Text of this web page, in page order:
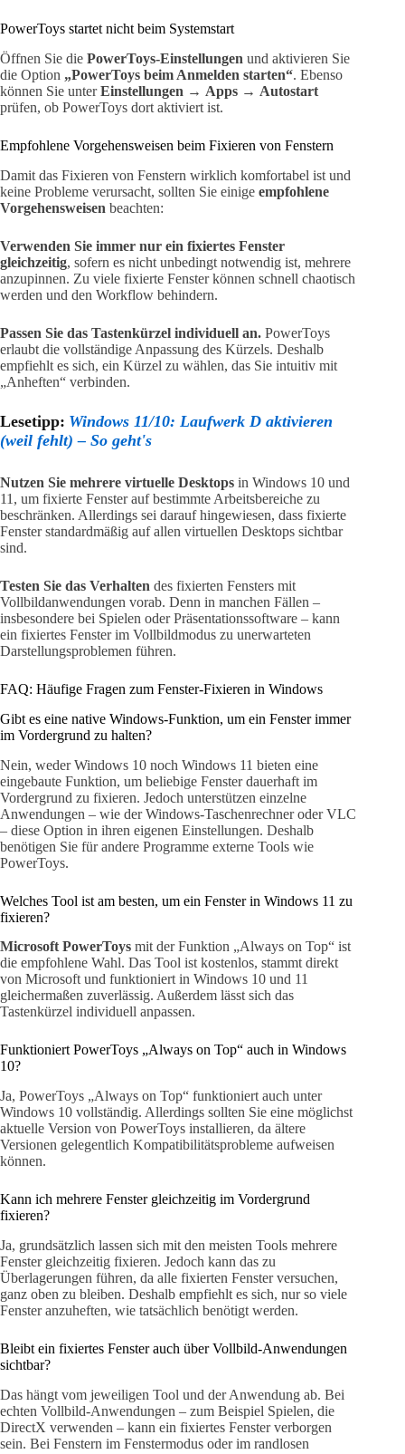
PowerToys startet nicht beim Systemstart
Öffnen Sie die PowerToys-Einstellungen und aktivieren Sie
die Option „PowerToys beim Anmelden starten“. Ebenso
können Sie unterEinstellungen → Apps → Autostart
prüfen, ob PowerToys dort aktiviert ist.
Empfohlene Vorgehensweisen beim Fixieren von Fenstern
Damit das Fixieren von Fenstern wirklich komfortabel ist und
keine Probleme verursacht, sollten Sie einige empfohlene
Vorgehensweisen beachten:
Verwenden Sie immer nur ein fixiertes Fenster
gleichzeitig, sofern es nicht unbedingt notwendig ist, mehrere
anzupinnen. Zu viele fixierte Fenster können schnell chaotisch
werden und den Workflow behindern.
Passen Sie das Tastenkürzel individuell an. PowerToys
erlaubt die vollständige Anpassung des Kürzels. Deshalb
empfiehlt es sich, ein Kürzel zu wählen, das Sie intuitiv mit
„Anheften“ verbinden.
Lesetipp: Windows 11/10: Laufwerk D aktivieren
(weil fehlt) – So geht's
Nutzen Sie mehrere virtuelle Desktops in Windows 10 und
11, um fixierte Fenster auf bestimmte Arbeitsbereiche zu
beschränken. Allerdings sei darauf hingewiesen, dass fixierte
Fenster standardmäßig auf allen virtuellen Desktops sichtbar
sind.
Testen Sie das Verhalten des fixierten Fensters mit
Vollbildanwendungen vorab. Denn in manchen Fällen –
insbesondere bei Spielen oder Präsentationssoftware – kann
ein fixiertes Fenster im Vollbildmodus zu unerwarteten
Darstellungsproblemen führen.
FAQ: Häufige Fragen zum Fenster-Fixieren in Windows
Gibt es eine native Windows-Funktion, um ein Fenster immer
im Vordergrund zu halten?
Nein, weder Windows 10 noch Windows 11 bieten eine
eingebaute Funktion, um beliebige Fenster dauerhaft im
Vordergrund zu fixieren. Jedoch unterstützen einzelne
Anwendungen – wie der Windows-Taschenrechner oder VLC
– diese Option in ihren eigenen Einstellungen. Deshalb
benötigen Sie für andere Programme externe Tools wie
PowerToys.
Welches Tool ist am besten, um ein Fenster in Windows 11 zu
fixieren?
Microsoft PowerToys mit der Funktion „Always on Top“ ist
die empfohlene Wahl. Das Tool ist kostenlos, stammt direkt
von Microsoft und funktioniert in Windows 10 und 11
gleichermaßen zuverlässig. Außerdem lässt sich das
Tastenkürzel individuell anpassen.
Funktioniert PowerToys „Always on Top“ auch in Windows
10?
Ja, PowerToys „Always on Top“ funktioniert auch unter
Windows 10 vollständig. Allerdings sollten Sie eine möglichst
aktuelle Version von PowerToys installieren, da ältere
Versionen gelegentlich Kompatibilitätsprobleme aufweisen
können.
Kann ich mehrere Fenster gleichzeitig im Vordergrund
fixieren?
Ja, grundsätzlich lassen sich mit den meisten Tools mehrere
Fenster gleichzeitig fixieren. Jedoch kann das zu
Überlagerungen führen, da alle fixierten Fenster versuchen,
ganz oben zu bleiben. Deshalb empfiehlt es sich, nur so viele
Fenster anzuheften, wie tatsächlich benötigt werden.
Bleibt ein fixiertes Fenster auch über Vollbild-Anwendungen
sichtbar?
Das hängt vom jeweiligen Tool und der Anwendung ab. Bei
echten Vollbild-Anwendungen – zum Beispiel Spielen, die
DirectX verwenden – kann ein fixiertes Fenster verborgen
sein. Bei Fenstern im Fenstermodus oder im randlosen